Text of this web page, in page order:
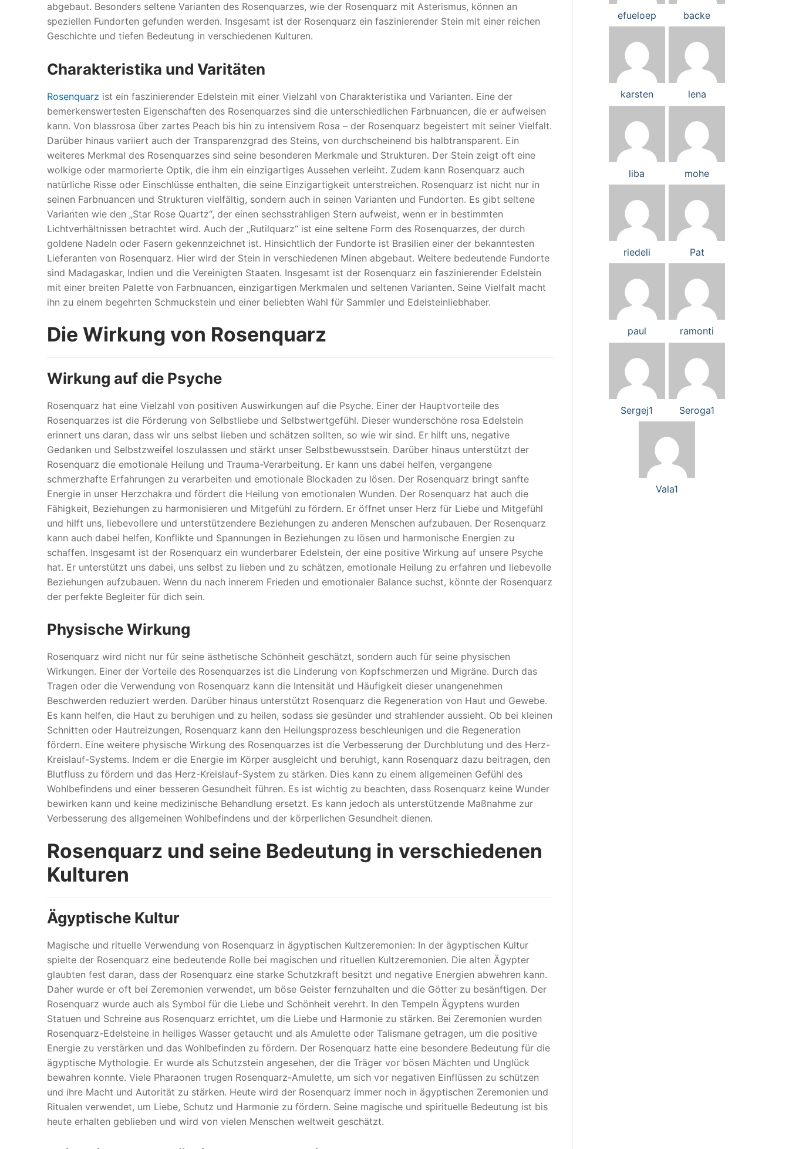
abgebaut. Besonders seltene Varianten des Rosenquarzes, wie der Rosenquarz mit Asterismus, können an
speziellen Fundorten gefunden werden. Insgesamt ist der Rosenquarz ein faszinierender Stein mit einer reichen
Geschichte und tiefen Bedeutung in verschiedenen Kulturen.
Charakteristika und Varitäten
Rosenquarz ist ein faszinierender Edelstein mit einer Vielzahl von Charakteristika und Varianten. Eine der
bemerkenswertesten Eigenschaften des Rosenquarzes sind die unterschiedlichen Farbnuancen, die er aufweisen
kann. Von blassrosa über zartes Peach bis hin zu intensivem Rosa – der Rosenquarz begeistert mit seiner Vielfalt.
Darüber hinaus variiert auch der Transparenzgrad des Steins, von durchscheinend bis halbtransparent. Ein
weiteres Merkmal des Rosenquarzes sind seine besonderen Merkmale und Strukturen. Der Stein zeigt oft eine
wolkige oder marmorierte Optik, die ihm ein einzigartiges Aussehen verleiht. Zudem kann Rosenquarz auch
natürliche Risse oder Einschlüsse enthalten, die seine Einzigartigkeit unterstreichen. Rosenquarz ist nicht nur in
seinen Farbnuancen und Strukturen vielfältig, sondern auch in seinen Varianten und Fundorten. Es gibt seltene
Varianten wie den „Star Rose Quartz“, der einen sechsstrahligen Stern aufweist, wenn er in bestimmten
Lichtverhältnissen betrachtet wird. Auch der „Rutilquarz“ ist eine seltene Form des Rosenquarzes, der durch
goldene Nadeln oder Fasern gekennzeichnet ist. Hinsichtlich der Fundorte ist Brasilien einer der bekanntesten
Lieferanten von Rosenquarz. Hier wird der Stein in verschiedenen Minen abgebaut. Weitere bedeutende Fundorte
sind Madagaskar, Indien und die Vereinigten Staaten. Insgesamt ist der Rosenquarz ein faszinierender Edelstein
mit einer breiten Palette von Farbnuancen, einzigartigen Merkmalen und seltenen Varianten. Seine Vielfalt macht
ihn zu einem begehrten Schmuckstein und einer beliebten Wahl für Sammler und Edelsteinliebhaber.
Die Wirkung von Rosenquarz
Wirkung auf die Psyche
Rosenquarz hat eine Vielzahl von positiven Auswirkungen auf die Psyche. Einer der Hauptvorteile des
Rosenquarzes ist die Förderung von Selbstliebe und Selbstwertgefühl. Dieser wunderschöne rosa Edelstein
erinnert uns daran, dass wir uns selbst lieben und schätzen sollten, so wie wir sind. Er hilft uns, negative
Gedanken und Selbstzweifel loszulassen und stärkt unser Selbstbewusstsein. Darüber hinaus unterstützt der
Rosenquarz die emotionale Heilung und Trauma-Verarbeitung. Er kann uns dabei helfen, vergangene
schmerzhafte Erfahrungen zu verarbeiten und emotionale Blockaden zu lösen. Der Rosenquarz bringt sanfte
Energie in unser Herzchakra und fördert die Heilung von emotionalen Wunden. Der Rosenquarz hat auch die
Fähigkeit, Beziehungen zu harmonisieren und Mitgefühl zu fördern. Er öffnet unser Herz für Liebe und Mitgefühl
und hilft uns, liebevollere und unterstützendere Beziehungen zu anderen Menschen aufzubauen. Der Rosenquarz
kann auch dabei helfen, Konflikte und Spannungen in Beziehungen zu lösen und harmonische Energien zu
schaffen. Insgesamt ist der Rosenquarz ein wunderbarer Edelstein, der eine positive Wirkung auf unsere Psyche
hat. Er unterstützt uns dabei, uns selbst zu lieben und zu schätzen, emotionale Heilung zu erfahren und liebevolle
Beziehungen aufzubauen. Wenn du nach innerem Frieden und emotionaler Balance suchst, könnte der Rosenquarz
der perfekte Begleiter für dich sein.
Physische Wirkung
Rosenquarz wird nicht nur für seine ästhetische Schönheit geschätzt, sondern auch für seine physischen
Wirkungen. Einer der Vorteile des Rosenquarzes ist die Linderung von Kopfschmerzen und Migräne. Durch das
Tragen oder die Verwendung von Rosenquarz kann die Intensität und Häufigkeit dieser unangenehmen
Beschwerden reduziert werden. Darüber hinaus unterstützt Rosenquarz die Regeneration von Haut und Gewebe.
Es kann helfen, die Haut zu beruhigen und zu heilen, sodass sie gesünder und strahlender aussieht. Ob bei kleinen
Schnitten oder Hautreizungen, Rosenquarz kann den Heilungsprozess beschleunigen und die Regeneration
fördern. Eine weitere physische Wirkung des Rosenquarzes ist die Verbesserung der Durchblutung und des Herz-
Kreislauf-Systems. Indem er die Energie im Körper ausgleicht und beruhigt, kann Rosenquarz dazu beitragen, den
Blutfluss zu fördern und das Herz-Kreislauf-System zu stärken. Dies kann zu einem allgemeinen Gefühl des
Wohlbefindens und einer besseren Gesundheit führen. Es ist wichtig zu beachten, dass Rosenquarz keine Wunder
bewirken kann und keine medizinische Behandlung ersetzt. Es kann jedoch als unterstützende Maßnahme zur
Verbesserung des allgemeinen Wohlbefindens und der körperlichen Gesundheit dienen.
Rosenquarz und seine Bedeutung in verschiedenen
Kulturen
Ägyptische Kultur
Magische und rituelle Verwendung von Rosenquarz in ägyptischen Kultzeremonien: In der ägyptischen Kultur
spielte der Rosenquarz eine bedeutende Rolle bei magischen und rituellen Kultzeremonien. Die alten Ägypter
glaubten fest daran, dass der Rosenquarz eine starke Schutzkraft besitzt und negative Energien abwehren kann.
Daher wurde er oft bei Zeremonien verwendet, um böse Geister fernzuhalten und die Götter zu besänftigen. Der
Rosenquarz wurde auch als Symbol für die Liebe und Schönheit verehrt. In den Tempeln Ägyptens wurden
Statuen und Schreine aus Rosenquarz errichtet, um die Liebe und Harmonie zu stärken. Bei Zeremonien wurden
Rosenquarz-Edelsteine in heiliges Wasser getaucht und als Amulette oder Talismane getragen, um die positive
Energie zu verstärken und das Wohlbefinden zu fördern. Der Rosenquarz hatte eine besondere Bedeutung für die
ägyptische Mythologie. Er wurde als Schutzstein angesehen, der die Träger vor bösen Mächten und Unglück
bewahren konnte. Viele Pharaonen trugen Rosenquarz-Amulette, um sich vor negativen Einflüssen zu schützen
und ihre Macht und Autorität zu stärken. Heute wird der Rosenquarz immer noch in ägyptischen Zeremonien und
Ritualen verwendet, um Liebe, Schutz und Harmonie zu fördern. Seine magische und spirituelle Bedeutung ist bis
heute erhalten geblieben und wird von vielen Menschen weltweit geschätzt.
efueloep backe
karsten lena
liba mohe
riedeli Pat
paul ramonti
Sergej1 Seroga1
Vala1